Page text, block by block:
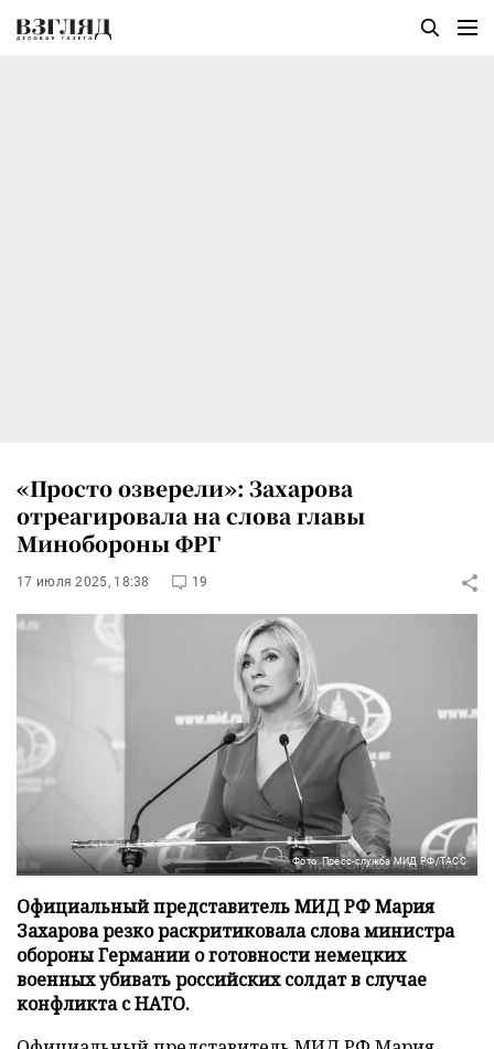
«Просто озверели»: Захарова
отреагировала на слова главы
Минобороны ФРГ
17 июля 2025, 18:38 19
Фото: Пресс-служба МИД РФ/ТАСС
Официальный представитель МИД РФ Мария
Захарова резко раскритиковала слова министра
обороны Германии о готовности немецких
военных убивать российских солдат в случае
конфликта с НАТО.